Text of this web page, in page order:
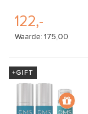
122,-
Waarde: 175,00
+GIFT